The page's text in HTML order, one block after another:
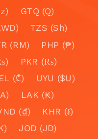
GTQ (Q)
TZS (Sh)
(RM)
PHP (₱)
PKR (₨)
(₾)
UYU ($U)
LAK (₭)
(₫)
KHR (៛)
JOD (JD)